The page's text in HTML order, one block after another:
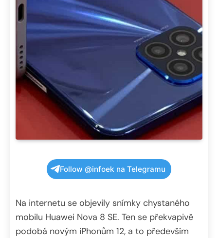
Follow @infoek na Telegramu
Na internetu se objevily snímky chystaného
mobilu Huawei Nova 8 SE. Ten se překvapivě
podobá novým iPhonům 12, a to především